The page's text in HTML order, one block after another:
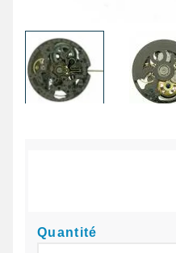
Quantité